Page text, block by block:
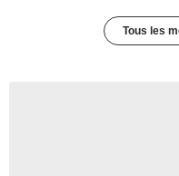
Tous les